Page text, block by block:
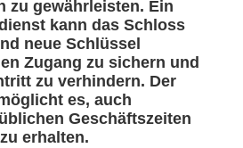
zu gewährleisten. Ein
kann das Schloss
neue Schlüssel
Zugang zu sichern und
zu verhindern. Der
es, auch
Geschäftszeiten
erhalten.